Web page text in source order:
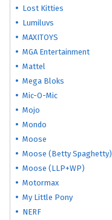
Lost Kitties
Lumiluvs
MAXITOYS
MGA Entertainment
Mattel
Mega Bloks
Mic-O-Mic
Mojo
Mondo
Moose
Moose (Betty Spaghetty)
Moose (LLP+WP)
Motormax
My Little Pony
NERF